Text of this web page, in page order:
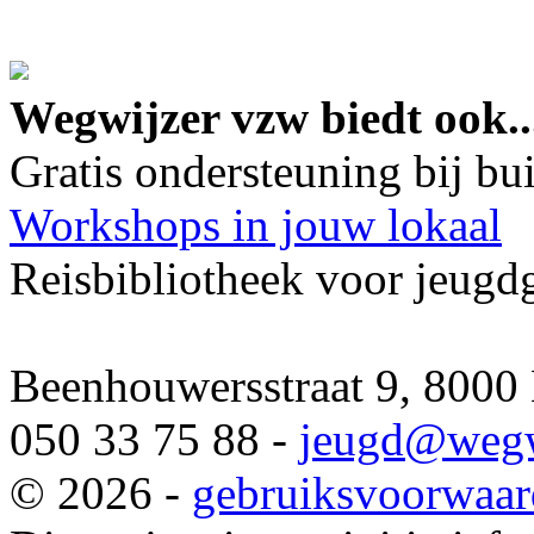
Wegwijzer vzw biedt
Gratis ondersteuning bij
Workshops in jouw lokaal
Reisbibliotheek voor
Beenhouwersstraat 9,
050 33 75 88 - jeugd
© 2026 -